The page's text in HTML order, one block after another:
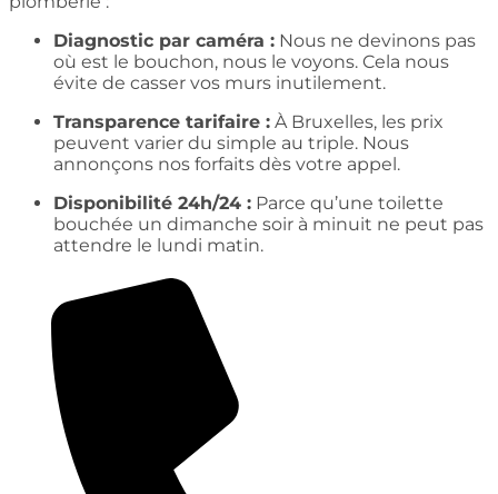
Diagnostic par caméra : Nous ne devinons pas
où est le bouchon, nous le voyons. Cela nous
évite de casser vos murs inutilement.
Transparence tarifaire : À Bruxelles, les prix
peuvent varier du simple au triple. Nous
annonçons nos forfaits dès votre appel.
Disponibilité 24h/24 : Parce qu’une toilette
bouchée un dimanche soir à minuit ne peut pas
attendre le lundi matin.